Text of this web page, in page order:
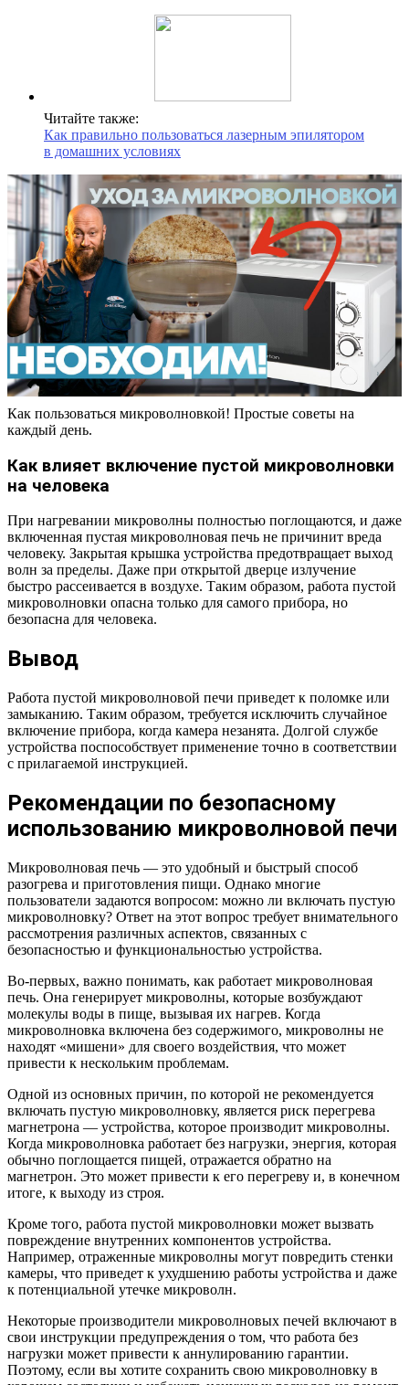
Читайте также:
Как правильно пользоваться лазерным эпилятором
в домашних условиях
Как пользоваться микроволновкой! Простые советы на
каждый день.
Как влияет включение пустой микроволновки
на человека
При нагревании микроволны полностью поглощаются, и даже
включенная пустая микроволновая печь не причинит вреда
человеку. Закрытая крышка устройства предотвращает выход
волн за пределы. Даже при открытой дверце излучение
быстро рассеивается в воздухе. Таким образом, работа пустой
микроволновки опасна только для самого прибора, но
безопасна для человека.
Вывод
Работа пустой микроволновой печи приведет к поломке или
замыканию. Таким образом, требуется исключить случайное
включение прибора, когда камера незанята. Долгой службе
устройства поспособствует применение точно в соответствии
с прилагаемой инструкцией.
Рекомендации по безопасному
использованию микроволновой печи
Микроволновая печь — это удобный и быстрый способ
разогрева и приготовления пищи. Однако многие
пользователи задаются вопросом: можно ли включать пустую
микроволновку? Ответ на этот вопрос требует внимательного
рассмотрения различных аспектов, связанных с
безопасностью и функциональностью устройства.
Во-первых, важно понимать, как работает микроволновая
печь. Она генерирует микроволны, которые возбуждают
молекулы воды в пище, вызывая их нагрев. Когда
микроволновка включена без содержимого, микроволны не
находят «мишени» для своего воздействия, что может
привести к нескольким проблемам.
Одной из основных причин, по которой не рекомендуется
включать пустую микроволновку, является риск перегрева
магнетрона — устройства, которое производит микроволны.
Когда микроволновка работает без нагрузки, энергия, которая
обычно поглощается пищей, отражается обратно на
магнетрон. Это может привести к его перегреву и, в конечном
итоге, к выходу из строя.
Кроме того, работа пустой микроволновки может вызвать
повреждение внутренних компонентов устройства.
Например, отраженные микроволны могут повредить стенки
камеры, что приведет к ухудшению работы устройства и даже
к потенциальной утечке микроволн.
Некоторые производители микроволновых печей включают в
свои инструкции предупреждения о том, что работа без
нагрузки может привести к аннулированию гарантии.
Поэтому, если вы хотите сохранить свою микроволновку в